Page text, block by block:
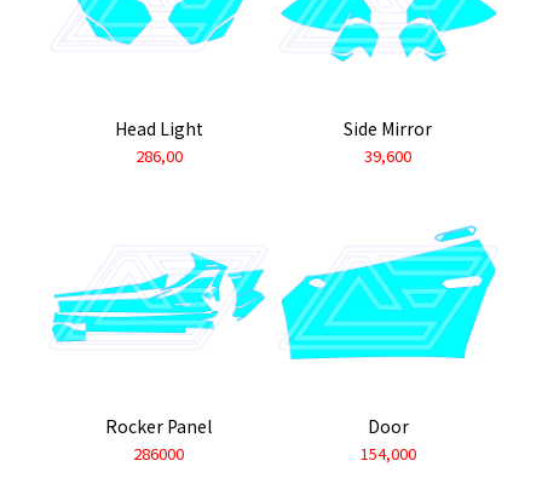
Head Light
286,00
Side Mirror
39,600
Rocker Panel
286000
Door
154,000